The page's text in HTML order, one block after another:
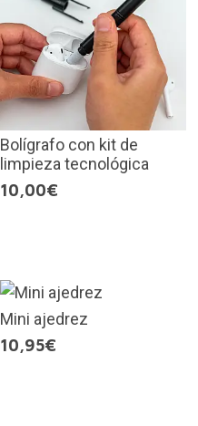
Bolígrafo con kit de
limpieza tecnológica
10,00€
Mini ajedrez
10,95€